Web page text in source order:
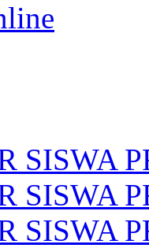
SISWA
SISWA
SISWA